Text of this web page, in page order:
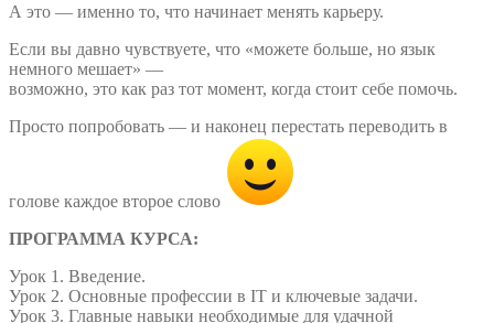
А это — именно то, что начинает менять карьеру.
Если вы давно чувствуете, что «можете больше, но язык
немного мешает» —
возможно, это как раз тот момент, когда стоит себе помочь.
Просто попробовать — и наконец перестать переводить в
голове каждое второе слово
ПРОГРАММА КУРСА:
Урок 1. Введение.
Урок 2. Основные профессии в IT и ключевые задачи.
Урок 3. Главные навыки необходимые для удачной